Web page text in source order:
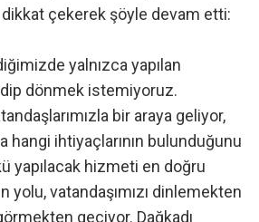
çekerek şöyle devam etti:
yalnızca yapılan
dönmek istemiyoruz.
bir araya geliyor,
hangi ihtiyaçlarının bulunduğunu
yapılacak hizmeti en doğru
yolu, vatandaşımızı dinlemekten
geçiyor. Dağkadı